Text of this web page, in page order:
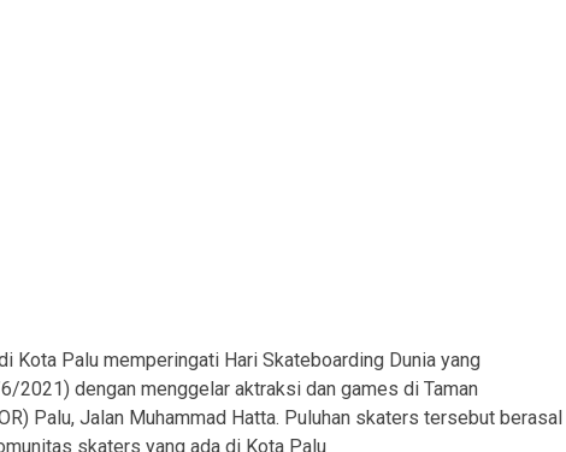
Kota Palu memperingati Hari Skateboarding Dunia yang
2021) dengan menggelar aktraksi dan games di Taman
Palu, Jalan Muhammad Hatta. Puluhan skaters tersebut berasal
skaters yang ada di Kota Palu